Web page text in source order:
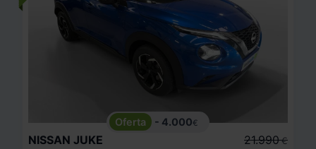
- 4.000€
NISSAN JUKE
21.990 €